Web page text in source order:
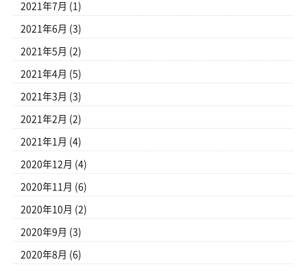
2021年7月 (1)
2021年6月 (3)
2021年5月 (2)
2021年4月 (5)
2021年3月 (3)
2021年2月 (2)
2021年1月 (4)
2020年12月 (4)
2020年11月 (6)
2020年10月 (2)
2020年9月 (3)
2020年8月 (6)